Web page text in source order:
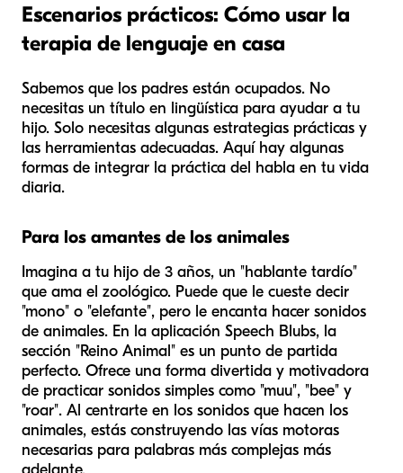
Escenarios prácticos: Cómo usar la
terapia de lenguaje en casa
Sabemos que los padres están ocupados. No
necesitas un título en lingüística para ayudar a tu
hijo. Solo necesitas algunas estrategias prácticas y
las herramientas adecuadas. Aquí hay algunas
formas de integrar la práctica del habla en tu vida
diaria.
Para los amantes de los animales
Imagina a tu hijo de 3 años, un "hablante tardío"
que ama el zoológico. Puede que le cueste decir
"mono" o "elefante", pero le encanta hacer sonidos
de animales. En la aplicación Speech Blubs, la
sección "Reino Animal" es un punto de partida
perfecto. Ofrece una forma divertida y motivadora
de practicar sonidos simples como "muu", "bee" y
"roar". Al centrarte en los sonidos que hacen los
animales, estás construyendo las vías motoras
necesarias para palabras más complejas más